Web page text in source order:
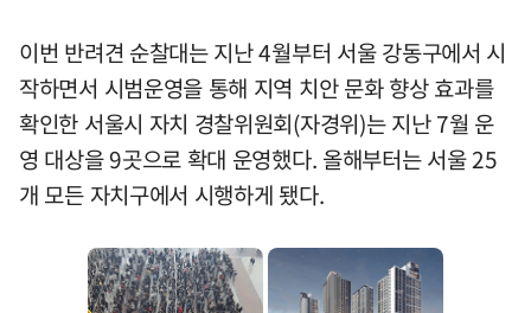
이번 반려견 순찰대는 지난 4월부터 서울 강동구에서 시
작하면서 시범운영을 통해 지역 치안 문화 향상 효과를
확인한 서울시 자치 경찰위원회(자경위)는 지난 7월 운
영 대상을 9곳으로 확대 운영했다. 올해부터는 서울 25
개 모든 자치구에서 시행하게 됐다.